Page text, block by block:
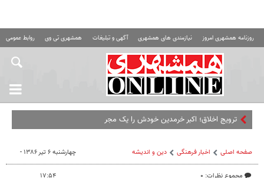
روزنامه همشهری امروز نیازمندی های همشهری آگهی و تبلیغات همشهری تی وی روابط عمومی
ترویج اخلاق؛ اکبر خرمدین خودش را یک مجری عدالت و دادگستر
صفحه اصلی اخبار فرهنگی دین و اندیشه
مجموع نظرات: ۰
چهارشنبه ۶ تیر ۱۳۸۶ -
۱۷:۵۴